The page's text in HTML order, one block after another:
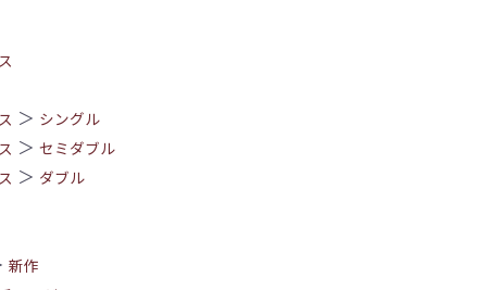
＞ シングル
＞ セミダブル
＞ ダブル
新作